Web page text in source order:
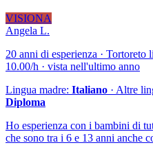
VISIONA
Angela L.
20 anni di esperienza · Tortoreto
10.00/h · vista nell'ultimo anno
Lingua madre: Italiano · Altre
Diploma
Ho esperienza con i bambini di
che sono tra i 6 e 13 anni anche